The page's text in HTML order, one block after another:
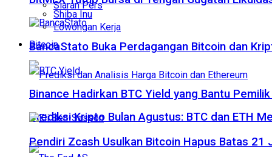
Siaran Pers
Lowongan Kerja
Shiba Inu
Bitcoin
Prediksi Kripto Bulan Agustus: BTC dan ETH
BancaStato Buka Perdagangan Bitcoin dan
Binance Hadirkan BTC Yield yang Bantu
Pendiri Zcash Usulkan Bitcoin Hapus Batas 21